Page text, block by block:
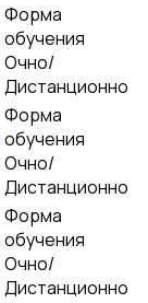
Форма
обучения
Очно/
Дистанционно
Форма
обучения
Очно/
Дистанционно
Форма
обучения
Очно/
Дистанционно